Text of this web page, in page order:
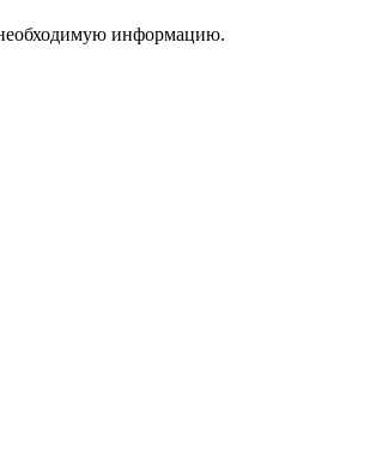
необходимую информацию.